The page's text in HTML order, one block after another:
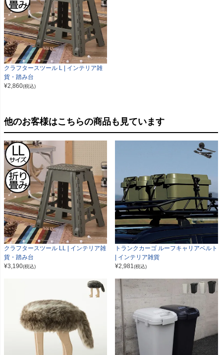
クラフタースツール L | インテリア雑
貨・踏み台
¥2,860(税込)
他のお客様はこちらの商品も見ています
クラフタースツール LL | インテリア雑
貨・踏み台
¥3,190(税込)
トランクカーゴ ルーフキャリアベルト
| インテリア雑貨
¥2,981 (税込)